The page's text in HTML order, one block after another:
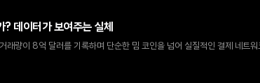
데이터가 보여주는 실체
량이 8억 달러를 기록하며 단순한 밈 코인을 넘어 실질적인 결제 네트워